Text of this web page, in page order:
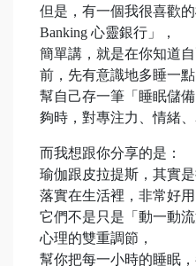
但是，有一個我很喜歡
Banking 心靈銀行」，
簡單講，就是在你知道
前，先有意識地多睡一點
幫自己存一筆「睡眠儲
夠時，對專注力、情緒、
而我想跟你分享的是：
瑜伽跟皮拉提斯，其實
落實在生活裡，非常好用
它們不是只是「動一動
心理的雙重調節，
幫你把每一小時的睡眠